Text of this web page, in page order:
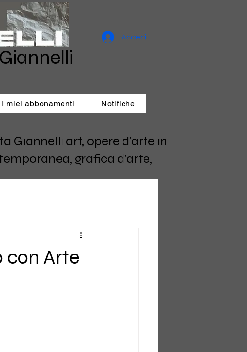
Accedi
I miei abbonamenti Notifiche
Giannelli art, opere d'arte in
grafica d'arte,
con Arte